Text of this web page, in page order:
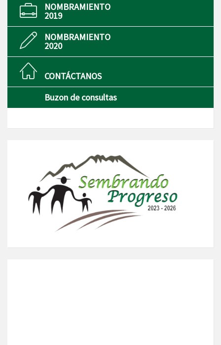
NOMBRAMIENTO
2019
NOMBRAMIENTO
2020
CONTÁCTANOS
Buzon de consultas